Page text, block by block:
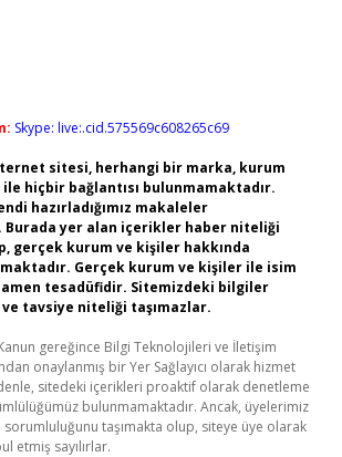
Skype: live:.cid.575569c608265c69
sitesi, herhangi bir marka, kurum
hiçbir bağlantısı bulunmamaktadır.
hazırladığımız makaleler
Burada yer alan içerikler haber niteliği
gerçek kurum ve kişiler hakkında
Gerçek kurum ve kişiler ile isim
tesadüfidir. Sitemizdeki bilgiler
tavsiye niteliği taşımazlar.
Kanun gereğince Bilgi Teknolojileri ve İletişim
onaylanmış bir Yer Sağlayıcı olarak hizmet
sitedeki içerikleri proaktif olarak denetleme
bulunmamaktadır. Ancak, üyelerimiz
sorumluluğunu taşımakta olup, siteye üye olarak
etmiş sayılırlar.